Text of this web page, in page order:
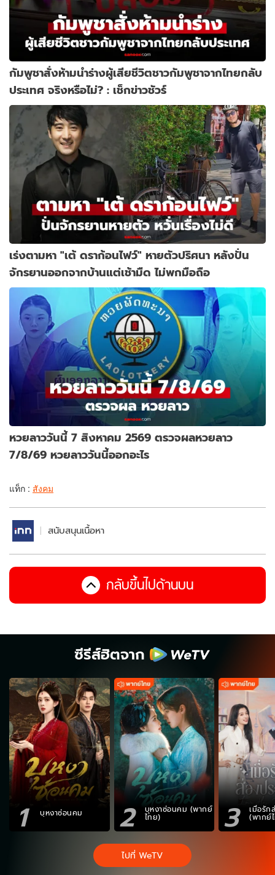
กัมพูชาสั่งห้ามนำร่างผู้เสียชีวิตชาวกัมพูชาจากไทยกลับ
ประเทศ จริงหรือไม่? : เช็กข่าวชัวร์
เร่งตามหา "เต้ ดราก้อนไฟว์" หายตัวปริศนา หลังปั่น
จักรยานออกจากบ้านแต่เช้ามืด ไม่พกมือถือ
หวยลาววันนี้ 7 สิงหาคม 2569 ตรวจผลหวยลาว
7/8/69 หวยลาววันนี้ออกอะไร
แท็ก : สังคม
สนับสนุนเนื้อหา
กลับขึ้นไปด้านบน
ซีรีส์ฮิตจาก
1 บุหงาซ่อนคม 2 บุหงาซ่อนคม (พากย์
ไทย) 3 เมื่อรัก
(พากย์
ไปที่ WeTV